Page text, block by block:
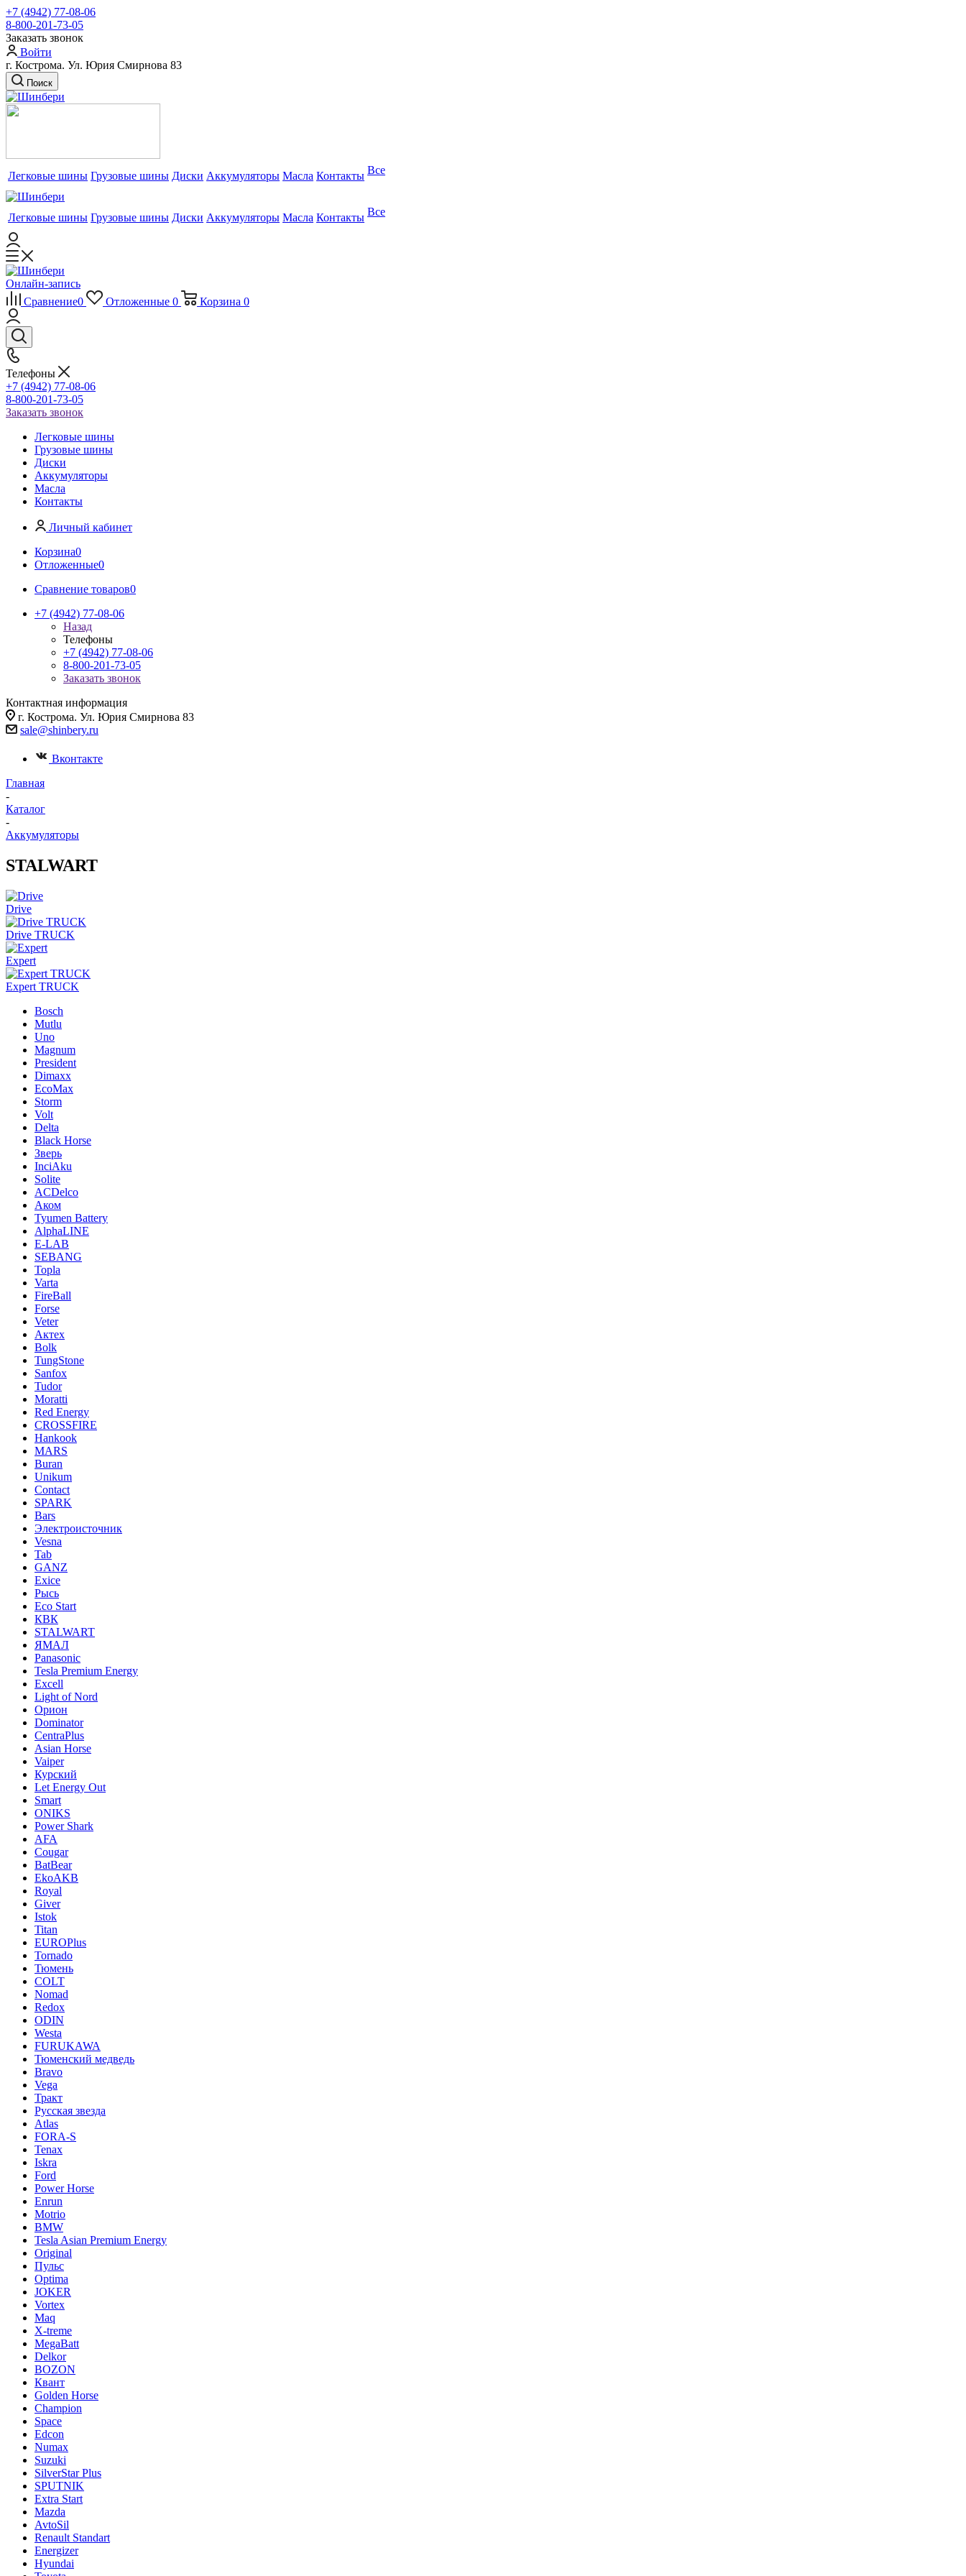
+7 (4942) 77-08-06
8-800-201-73-05
Заказать звонок
Войти
г. Кострома. Ул. Юрия Смирнова 83
Поиск
Легковые шины Грузовые шины Диски Аккумуляторы Масла Контакты Все
Легковые шины Грузовые шины Диски Аккумуляторы Масла Контакты Все
Онлайн-запись
Сравнение0 Отложенные 0 Корзина 0
Телефоны
+7 (4942) 77-08-06
8-800-201-73-05
Заказать звонок
Легковые шины
Грузовые шины
Диски
Аккумуляторы
Масла
Контакты
Личный кабинет
Корзина0
Отложенные0
Сравнение товаров0
+7 (4942) 77-08-06
Назад
Телефоны
+7 (4942) 77-08-06
8-800-201-73-05
Заказать звонок
Контактная информация
г. Кострома. Ул. Юрия Смирнова 83
sale@shinbery.ru
Вконтакте
Главная
-
Каталог
-
Аккумуляторы
STALWART
Drive
Drive TRUCK
Expert
Expert TRUCK
Bosch
Mutlu
Uno
Magnum
President
Dimaxx
EcoMax
Storm
Volt
Delta
Black Horse
Зверь
InciAku
Solite
ACDelco
Аком
Tyumen Battery
AlphaLINE
E-LAB
SEBANG
Topla
Varta
FireBall
Forse
Veter
Актех
Bolk
TungStone
Sanfox
Tudor
Moratti
Red Energy
CROSSFIRE
Hankook
MARS
Buran
Unikum
Contact
SPARK
Bars
Электроисточник
Vesna
Tab
GANZ
Exice
Рысь
Eco Start
КВК
STALWART
ЯМАЛ
Panasonic
Tesla Premium Energy
Excell
Light of Nord
Орион
Dominator
CentraPlus
Asian Horse
Vaiper
Курский
Let Energy Out
Smart
ONIKS
Power Shark
AFA
Cougar
BatBear
EkoAKB
Royal
Giver
Istok
Titan
EUROPlus
Tornado
Тюмень
COLT
Nomad
Redox
ODIN
Westa
FURUKAWA
Тюменский медведь
Bravo
Vega
Тракт
Русская звезда
Atlas
FORA-S
Tenax
Iskra
Ford
Power Horse
Enrun
Motrio
BMW
Tesla Asian Premium Energy
Original
Пульс
Optima
JOKER
Vortex
Maq
X-treme
MegaBatt
Delkor
BOZON
Квант
Golden Horse
Champion
Space
Edcon
Numax
Suzuki
SilverStar Plus
SPUTNIK
Extra Start
Mazda
AvtoSil
Renault Standart
Energizer
Hyundai